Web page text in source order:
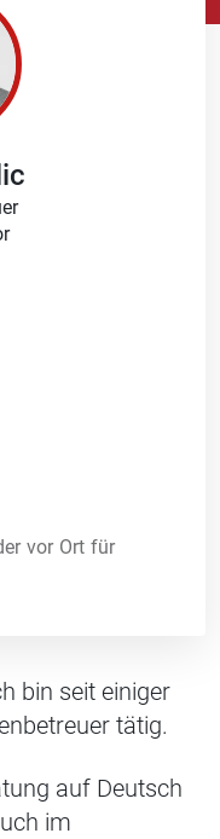
vor Ort für
bin seit einiger
tätig.
auf Deutsch
im